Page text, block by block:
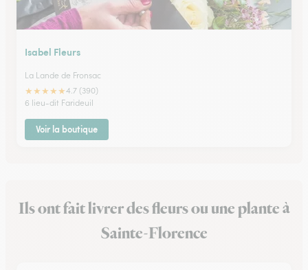
Isabel Fleurs
La Lande de Fronsac
★★★★★4.7 (390)
6 lieu-dit Farideuil
Voir la boutique
Ils ont fait livrer des fleurs ou une plante à
Sainte-Florence